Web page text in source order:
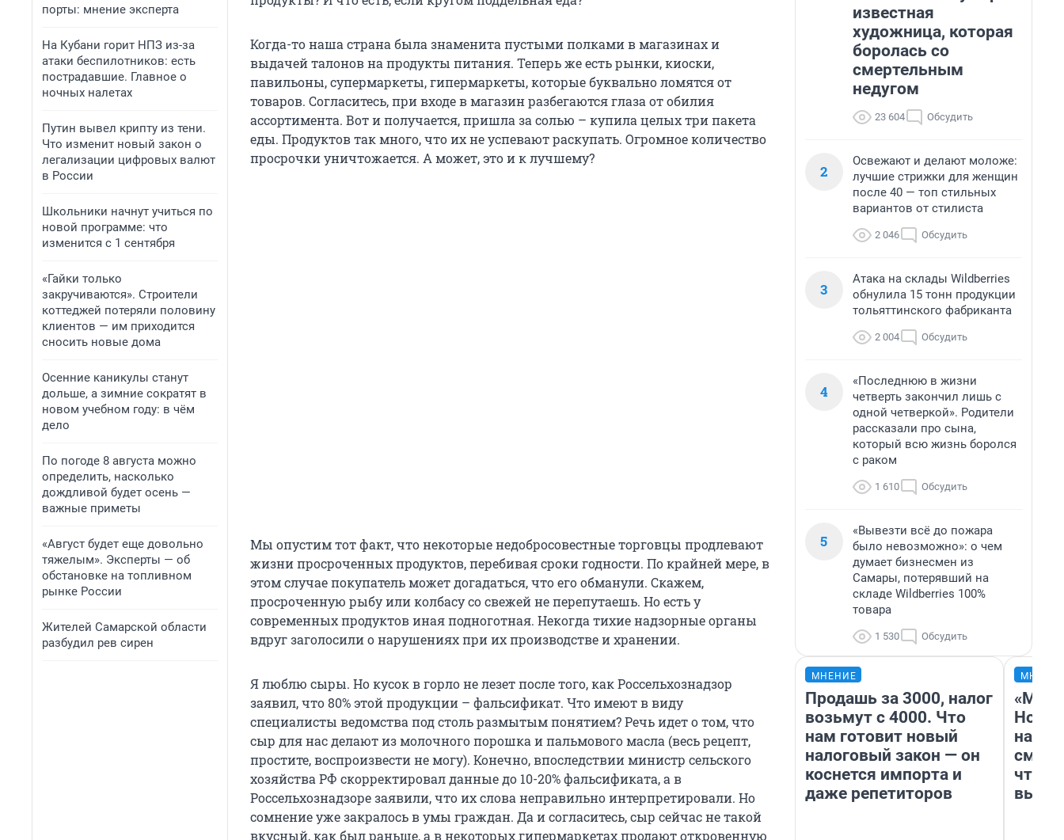
порты: мнение эксперта
На Кубани горит НПЗ из-за
атаки беспилотников: есть
пострадавшие. Главное о
ночных налетах
Путин вывел крипту из тени.
Что изменит новый закон о
легализации цифровых валют
в России
Школьники начнут учиться по
новой программе: что
изменится с 1 сентября
«Гайки только
закручиваются». Строители
коттеджей потеряли половину
клиентов — им приходится
сносить новые дома
Осенние каникулы станут
дольше, а зимние сократят в
новом учебном году: в чём
дело
По погоде 8 августа можно
определить, насколько
дождливой будет осень —
важные приметы
«Август будет еще довольно
тяжелым». Эксперты — об
обстановке на топливном
рынке России
Жителей Самарской области
разбудил рев сирен
Когда-то наша страна была знаменита пустыми полками в магазинах и
выдачей талонов на продукты питания. Теперь же есть рынки, киоски,
павильоны, супермаркеты, гипермаркеты, которые буквально ломятся от
товаров. Согласитесь, при входе в магазин разбегаются глаза от обилия
ассортимента. Вот и получается, пришла за солью – купила целых три пакета
еды. Продуктов так много, что их не успевают раскупать. Огромное количество
просрочки уничтожается. А может, это и к лучшему?
Мы опустим тот факт, что некоторые недобросовестные торговцы продлевают
жизни просроченных продуктов, перебивая сроки годности. По крайней мере, в
этом случае покупатель может догадаться, что его обманули. Скажем,
просроченную рыбу или колбасу со свежей не перепутаешь. Но есть у
современных продуктов иная подноготная. Некогда тихие надзорные органы
вдруг заголосили о нарушениях при их производстве и хранении.
Я люблю сыры. Но кусок в горло не лезет после того, как Россельхознадзор
заявил, что 80% этой продукции – фальсификат. Что имеют в виду
специалисты ведомства под столь размытым понятием? Речь идет о том, что
сыр для нас делают из молочного порошка и пальмового масла (весь рецепт,
простите, воспроизвести не могу). Конечно, впоследствии министр сельского
хозяйства РФ скорректировал данные до 10-20% фальсификата, а в
Россельхознадзоре заявили, что их слова неправильно интерпретировали. Но
сомнение уже закралось в умы граждан. Да и согласитесь, сыр сейчас не такой
вкусный, как был раньше, а в некоторых гипермаркетах продают откровенную
известная
художница, которая
боролась со
смертельным
недугом
23 604 Обсудить
2
Освежают и делают моложе:
лучшие стрижки для женщин
после 40 — топ стильных
вариантов от стилиста
2 046 Обсудить
3
Атака на склады Wildberries
обнулила 15 тонн продукции
тольяттинского фабриканта
2 004 Обсудить
4
«Последнюю в жизни
четверть закончил лишь с
одной четверкой». Родители
рассказали про сына,
который всю жизнь боролся
с раком
1 610 Обсудить
5
«Вывезти всё до пожара
было невозможно»: о чем
думает бизнесмен из
Самары, потерявший на
складе Wildberries 100%
товара
1 530 Обсудить
МНЕНИЕ
Продашь за 3000, налог
возьмут с 4000. Что
нам готовит новый
налоговый закон — он
коснется импорта и
даже репетиторов
«Мы